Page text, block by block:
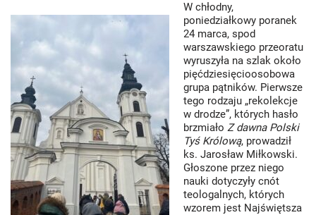
W chłodny,
poniedziałkowy poranek
24 marca, spod
warszawskiego przeoratu
wyruszyła na szlak około
pięćdziesięcioosobowa
grupa pątników. Pierwsze
tego rodzaju „rekolekcje
w drodze”, których hasło
brzmiało Z dawna Polski
Tyś Królową, prowadził
ks. Jarosław Miłkowski.
Głoszone przez niego
nauki dotyczyły cnót
teologalnych, których
wzorem jest Najświętsza